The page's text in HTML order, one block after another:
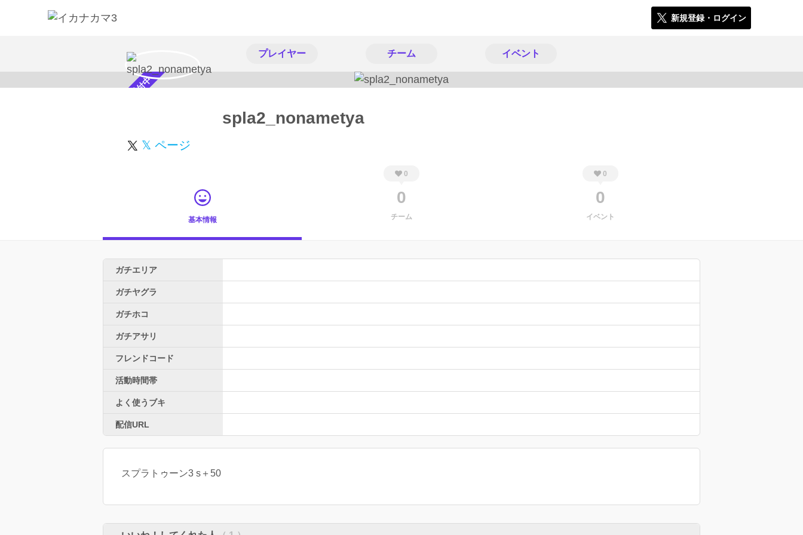
新規登録・ログイン
プレイヤー チーム イベント
スカウト受付中 spla2_nonametya
𝕏 ページ
基本情報
0
0
チーム
0
0
イベント
ガチエリア
ガチヤグラ
ガチホコ
ガチアサリ
フレンドコード
活動時間帯
よく使うブキ
配信URL
スプラトゥーン3 s＋50